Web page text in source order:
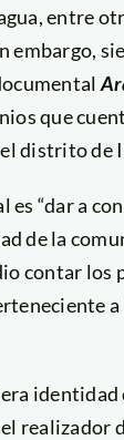
entre
embargo,
que
distrito de
“dar a
de la
contar los